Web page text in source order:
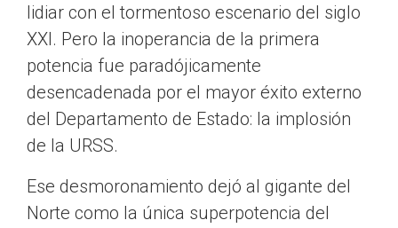
lidiar con el tormentoso escenario del siglo
XXI. Pero la inoperancia de la primera
potencia fue paradójicamente
desencadenada por el mayor éxito externo
del Departamento de Estado: la implosión
de la URSS.
Ese desmoronamiento dejó al gigante del
Norte como la única superpotencia del